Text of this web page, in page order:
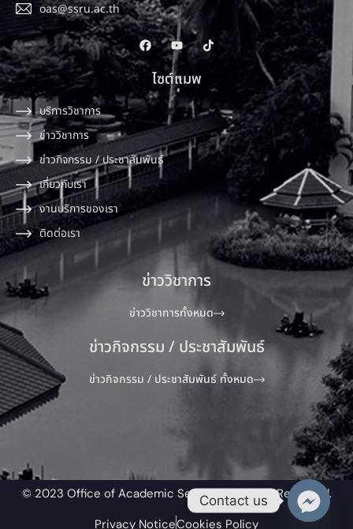
oas@ssru.ac.th
ไซต์แมพ
บริการวิชาการ
ข่าววิชาการ
ข่าวกิจกรรม / ประชาสัมพันธ์
เกี่ยวกับเรา
งานบริการของเรา
ติดต่อเรา
ข่าววิชาการ
ข่าววิชาการทั้งหมด
ข่าวกิจกรรม / ประชาสัมพันธ์
ข่าวกิจกรรม / ประชาสัมพันธ์ ทั้งหมด
© 2023 Office of Academic Service All Rights Reserved.​
Privacy NoticeCookies Policy
Contact us